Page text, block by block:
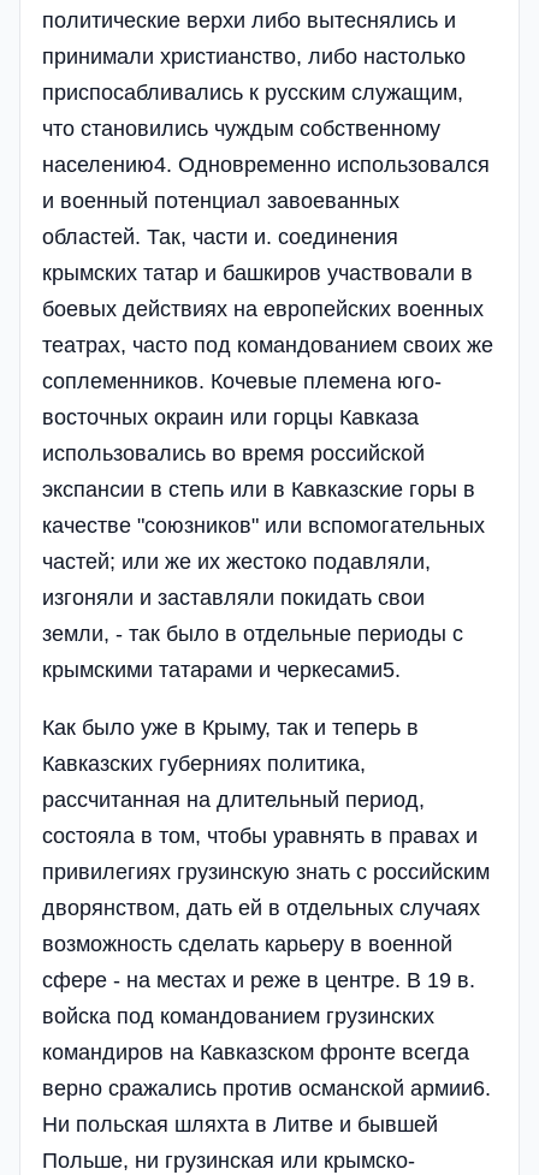
политические верхи либо вытеснялись и
принимали христианство, либо настолько
приспосабливались к русским служащим,
что становились чуждым собственному
населению4. Одновременно использовался
и военный потенциал завоеванных
областей. Так, части и. соединения
крымских татар и башкиров участвовали в
боевых действиях на европейских военных
театрах, часто под командованием своих же
соплеменников. Кочевые племена юго-
восточных окраин или горцы Кавказа
использовались во время российской
экспансии в степь или в Кавказские горы в
качестве "союзников" или вспомогательных
частей; или же их жестоко подавляли,
изгоняли и заставляли покидать свои
земли, - так было в отдельные периоды с
крымскими татарами и черкесами5.
Как было уже в Крыму, так и теперь в
Кавказских губерниях политика,
рассчитанная на длительный период,
состояла в том, чтобы уравнять в правах и
привилегиях грузинскую знать с российским
дворянством, дать ей в отдельных случаях
возможность сделать карьеру в военной
сфере - на местах и реже в центре. В 19 в.
войска под командованием грузинских
командиров на Кавказском фронте всегда
верно сражались против османской армии6.
Ни польская шляхта в Литве и бывшей
Польше, ни грузинская или крымско-